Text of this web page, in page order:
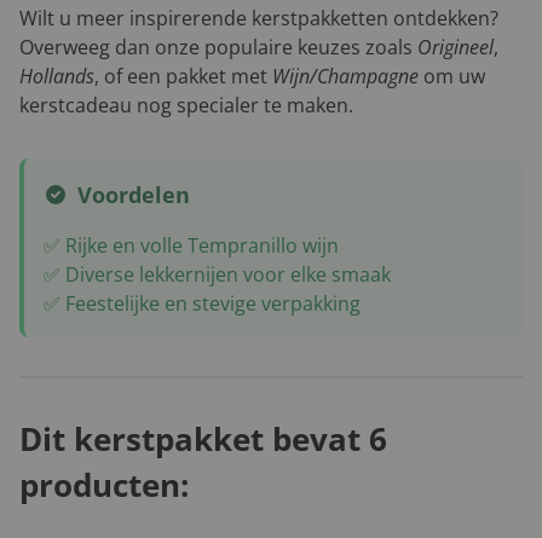
Wilt u meer inspirerende kerstpakketten ontdekken?
Overweeg dan onze populaire keuzes zoals Origineel,
Hollands, of een pakket met Wijn/Champagne om uw
kerstcadeau nog specialer te maken.
Voordelen
✅ Rijke en volle Tempranillo wijn
✅ Diverse lekkernijen voor elke smaak
✅ Feestelijke en stevige verpakking
Dit kerstpakket bevat 6
producten: